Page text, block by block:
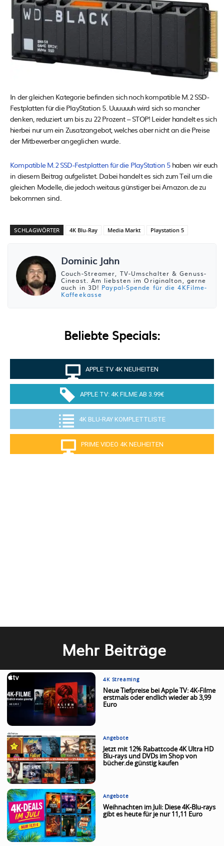
In der gleichen Kategorie befinden sich noch kompatible M.2 SSD-
Festplatten für die PlayStation 5. Uuuuuuh wird sich so mancher
denken, reduziert um bis zu 22 Prozent – STOP! Leider handelt es sich
hierbei nur um ein Zusatzangebot, welches aber nicht an die Preise
der Mitbewerber angeglichen wurde.
Kompatible M.2 SSD-Festplatten für die PlayStation 5haben wir euch
in diesem Beitrag aufgelistet. Dabei handelt es sich zum Teil um die
gleichen Modelle, die jedoch weitaus günstiger bei Amazon.de zu
bekommen sind.
SCHLAGWÖRTER 4K Blu-Ray Media Markt Playstation 5
Dominic Jahn
Couch-Streamer, TV-Umschalter & Genuss-
Cineast. Am liebsten im Originalton, gerne
auch in 3D! Paypal-Spende für die 4KFilme-
Kaffeekasse
Beliebte Specials:
APPLE TV 4K NEUHEITEN
APPLE TV: 4K FILME AB 3.99€
4K BLU-RAY KOMPLETTLISTE
PRIME VIDEO 4K NEUHEITEN
Mehr Beiträge
4K Streaming
Neue Tiefpreise bei Apple TV: 4K-Filme
erstmals oder endlich wieder ab 3,99
Euro
Angebote
Jetzt mit 12% Rabattcode 4K Ultra HD
Blu-rays und DVDs im Shop von
bücher.de günstig kaufen
Angebote
Weihnachten im Juli: Diese 4K-Blu-rays
gibt es heute für je nur 11,11 Euro